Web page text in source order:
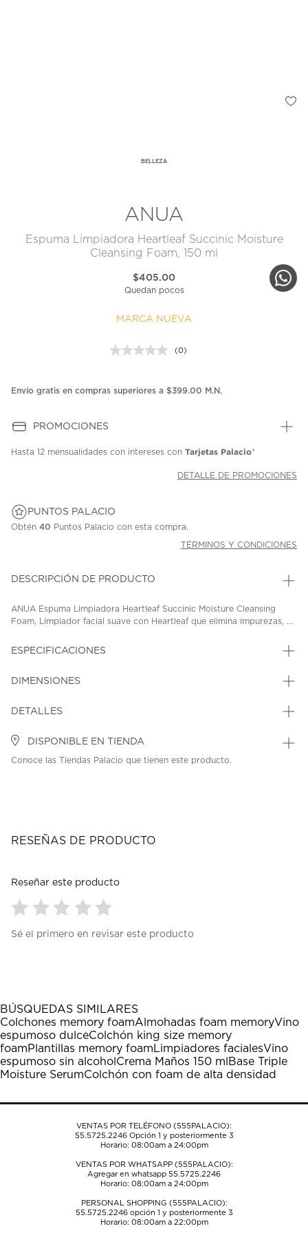
BELLEZA
ANUA
Espuma Limpiadora Heartleaf Succinic Moisture
Cleansing Foam, 150 ml
$405.00
Quedan pocos
MARCA NUEVA
Sin
en
(0)
Envío gratis en compras superiores a $399.00 M.N.
PROMOCIONES
Hasta 12 mensualidades con intereses con Tarjetas Palacio*
DETALLE DE PROMOCIONES
PUNTOS PALACIO
Obtén 40 Puntos Palacio con esta compra.
TÉRMINOS Y CONDICIONES
DESCRIPCIÓN DE PRODUCTO
ANUA Espuma Limpiadora Heartleaf Succinic Moisture Cleansing
Foam, Limpiador facial suave con Heartleaf que elimina impurezas, ...
ESPECIFICACIONES
DIMENSIONES
DETALLES
DISPONIBLE EN TIENDA
Conoce las Tiendas Palacio que tienen este producto.
RESEÑAS DE PRODUCTO
Reseñar este producto
para
1
estrella
Esta
acción
abrirá
el
formulario
envío.
para
estrellas.
Esta
acción
abrirá
el
formulario
envío.
para
estrellas.
Esta
acción
abrirá
el
formulario
envío.
para
estrellas.
Esta
acción
abrirá
el
formulario
envío.
para
estrellas.
Esta
acción
abrirá
el
formulario
envío.
Sé el primero en revisar este producto
BÚSQUEDAS SIMILARES
Colchones memory foamAlmohadas foam memoryVino
espumoso dulceColchón king size memory
foamPlantillas memory foam Limpiadores facialesVino
espumoso sin alcohol Crema Maños 150 ml Base Triple
Moisture SerumColchón con foam de alta densidad
VENTAS POR TELÉFONO (555PALACIO):
55.5725.2246Opción 1 y posteriormente 3
Horario: 08:00am a 24:00pm
VENTAS POR WHATSAPP (555PALACIO):
Agregar en whatsapp 55.5725.2246
Horario: 08:00am a 24:00pm
PERSONAL SHOPPING (555PALACIO):
55.5725.2246opción 1 y posteriormente 3
Horario: 08:00am a 22:00pm